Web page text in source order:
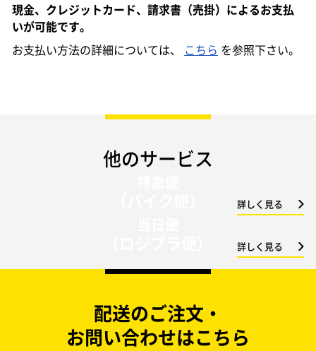
現金、クレジットカード、請求書（売掛）によるお支払
いが可能です。
お支払い方法の詳細については、 こちら を参照下さい。
他のサービス
詳しく見る
詳しく見る
配送のご注文・
お問い合わせはこちら